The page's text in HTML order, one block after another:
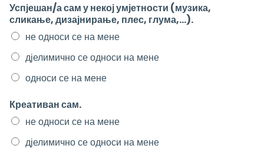
Успјешан/а сам у некој умјетности (музика,
сликање, дизајнирање, плес, глума,...).
не односи се на мене
дјелимично се односи на мене
односи се на мене
Креативан сам.
не односи се на мене
дјелимично се односи на мене